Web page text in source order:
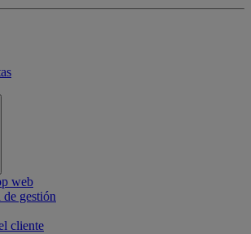
web
de gestión
cliente